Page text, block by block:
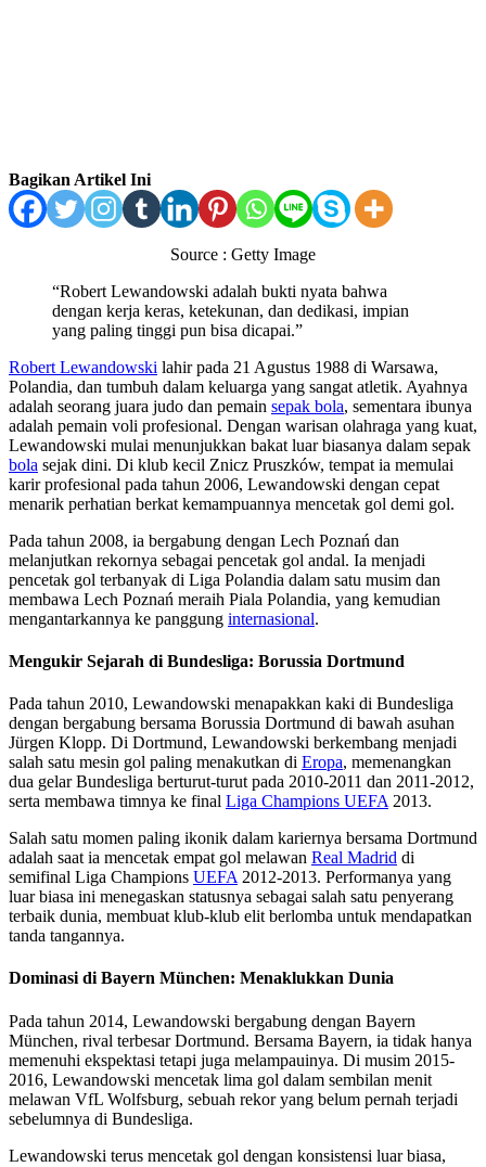
Bagikan Artikel Ini
Source : Getty Image
“Robert Lewandowski adalah bukti nyata bahwa
dengan kerja keras, ketekunan, dan dedikasi, impian
yang paling tinggi pun bisa dicapai.”
Robert Lewandowski lahir pada 21 Agustus 1988 di Warsawa,
Polandia, dan tumbuh dalam keluarga yang sangat atletik. Ayahnya
adalah seorang juara judo dan pemain sepak bola, sementara ibunya
adalah pemain voli profesional. Dengan warisan olahraga yang kuat,
Lewandowski mulai menunjukkan bakat luar biasanya dalam sepak
bola sejak dini. Di klub kecil Znicz Pruszków, tempat ia memulai
karir profesional pada tahun 2006, Lewandowski dengan cepat
menarik perhatian berkat kemampuannya mencetak gol demi gol.
Pada tahun 2008, ia bergabung dengan Lech Poznań dan
melanjutkan rekornya sebagai pencetak gol andal. Ia menjadi
pencetak gol terbanyak di Liga Polandia dalam satu musim dan
membawa Lech Poznań meraih Piala Polandia, yang kemudian
mengantarkannya ke panggung internasional.
Mengukir Sejarah di Bundesliga: Borussia Dortmund
Pada tahun 2010, Lewandowski menapakkan kaki di Bundesliga
dengan bergabung bersama Borussia Dortmund di bawah asuhan
Jürgen Klopp. Di Dortmund, Lewandowski berkembang menjadi
salah satu mesin gol paling menakutkan di Eropa, memenangkan
dua gelar Bundesliga berturut-turut pada 2010-2011 dan 2011-2012,
serta membawa timnya ke final Liga Champions UEFA 2013.
Salah satu momen paling ikonik dalam kariernya bersama Dortmund
adalah saat ia mencetak empat gol melawan Real Madrid di
semifinal Liga Champions UEFA 2012-2013. Performanya yang
luar biasa ini menegaskan statusnya sebagai salah satu penyerang
terbaik dunia, membuat klub-klub elit berlomba untuk mendapatkan
tanda tangannya.
Dominasi di Bayern München: Menaklukkan Dunia
Pada tahun 2014, Lewandowski bergabung dengan Bayern
München, rival terbesar Dortmund. Bersama Bayern, ia tidak hanya
memenuhi ekspektasi tetapi juga melampauinya. Di musim 2015-
2016, Lewandowski mencetak lima gol dalam sembilan menit
melawan VfL Wolfsburg, sebuah rekor yang belum pernah terjadi
sebelumnya di Bundesliga.
Lewandowski terus mencetak gol dengan konsistensi luar biasa,